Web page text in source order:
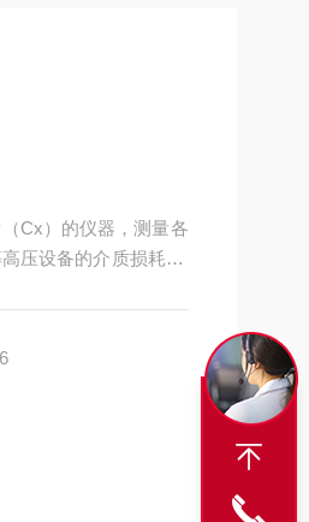
Cx）的仪器，测量各
压设备的介质损耗（t